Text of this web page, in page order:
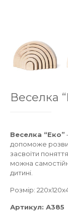
Веселка
Веселка “Еко”
допоможе
засвоїти
можна
дитині.
Розмір:
Артикул: А385